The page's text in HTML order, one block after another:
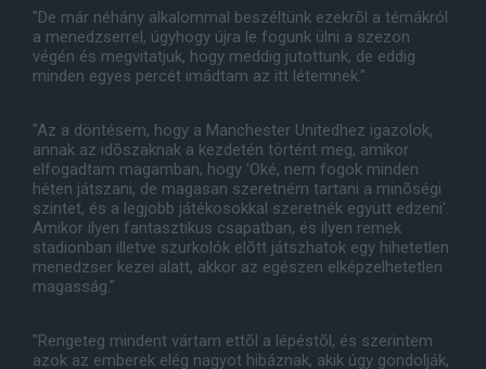
"De már néhány alkalommal beszéltünk ezekrõl a témákról
a menedzserrel, úgyhogy újra le fogunk ülni a szezon
végén és megvitatjuk, hogy meddig jutottunk, de eddig
minden egyes percét imádtam az itt létemnek."
"Az a döntésem, hogy a Manchester Unitedhez igazolok,
annak az idõszaknak a kezdetén történt meg, amikor
elfogadtam magamban, hogy 'Oké, nem fogok minden
héten játszani, de magasan szeretném tartani a minõségi
szintet, és a legjobb játékosokkal szeretnék együtt edzeni'.
Amikor ilyen fantasztikus csapatban, és ilyen remek
stadionban illetve szurkolók elõtt játszhatok egy hihetetlen
menedzser kezei alatt, akkor az egészen elképzelhetetlen
magasság."
"Rengeteg mindent vártam ettõl a lépéstõl, és szerintem
azok az emberek elég nagyot hibáznak, akik úgy gondolják,